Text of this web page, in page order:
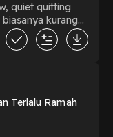
quiet quitting
kurang
kreatif. Salahkah
Terlalu Ramah